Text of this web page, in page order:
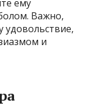
ему
Важно,
удовольствие,
и